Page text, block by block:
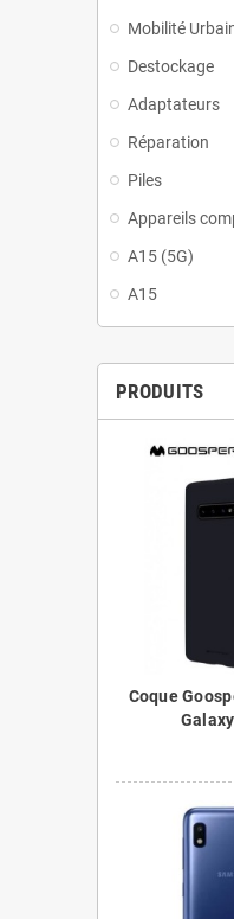
Mobilité
Destockage
Adaptateurs
Réparation
Piles
Appareils
A15 (5G)
A15
PRODUITS
Coque